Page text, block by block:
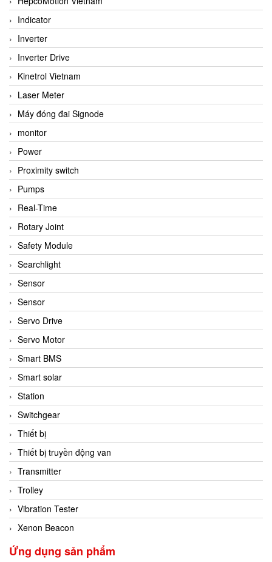
Indicator
Inverter
Inverter Drive
Kinetrol Vietnam
Laser Meter
Máy đóng đai Signode
monitor
Power
Proximity switch
Pumps
Real-Time
Rotary Joint
Safety Module
Searchlight
Sensor
Sensor
Servo Drive
Servo Motor
Smart BMS
Smart solar
Station
Switchgear
Thiết bị
Thiết bị truyền động van
Transmitter
Trolley
Vibration Tester
Xenon Beacon
Ứng dụng sản phẩm